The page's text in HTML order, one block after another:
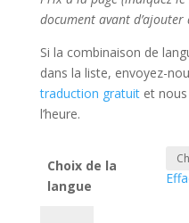
document avant
Si la combinaison de
dans la liste, envoyez-
traduction gratuitet nous
l’heure.
Choix de la
langue